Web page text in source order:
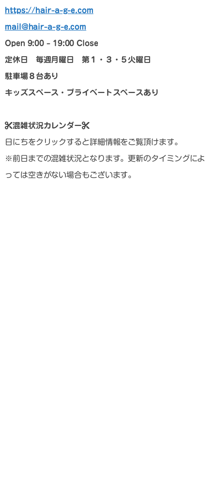
https://hair-a-g-e.com
mail@hair-a-g-e.com
Open 9:00 – 19:00 Close
定休日 毎週月曜日 第１・３・５火曜日
駐車場８台あり
キッズスペース・プライベートスペースあり
混雑状況カレンダー
日にちをクリックすると詳細情報をご覧頂けます。
※前日までの混雑状況となります。更新のタイミングによ
っては空きがない場合もございます。